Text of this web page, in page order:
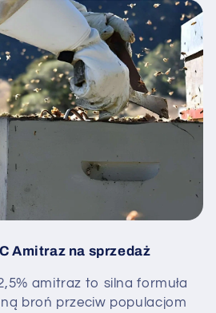
Amitraz na sprzedaż
amitraz to silna formuła
broń przeciw populacjom